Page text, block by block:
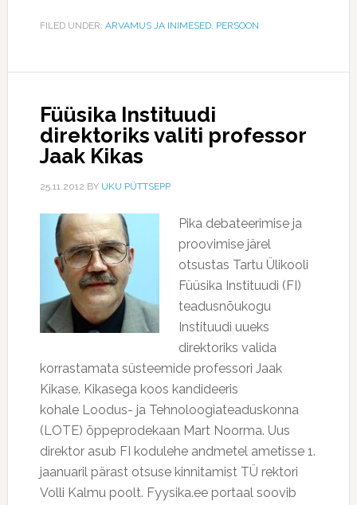
FILED UNDER: ARVAMUS JA INIMESED, PERSOON
Füüsika Instituudi
direktoriks valiti professor
Jaak Kikas
25.11.2012 BY UKU PÜTTSEPP
Pika debateerimise ja
proovimise järel
otsustas Tartu Ülikooli
Füüsika Instituudi (FI)
teadusnõukogu
Instituudi uueks
direktoriks valida
korrastamata süsteemide professori Jaak
Kikase. Kikasega koos kandideeris
kohale Loodus- ja Tehnoloogiateaduskonna
(LOTE) õppeprodekaan Mart Noorma. Uus
direktor asub FI kodulehe andmetel ametisse 1.
jaanuaril pärast otsuse kinnitamist TÜ rektori
Volli Kalmu poolt. Fyysika.ee portaal soovib